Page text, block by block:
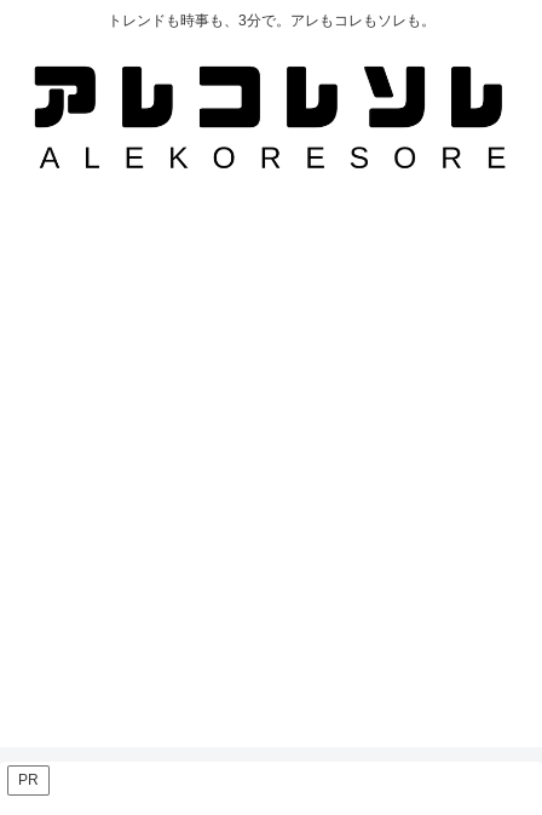
トレンドも時事も、3分で。アレもコレもソレも。
PR